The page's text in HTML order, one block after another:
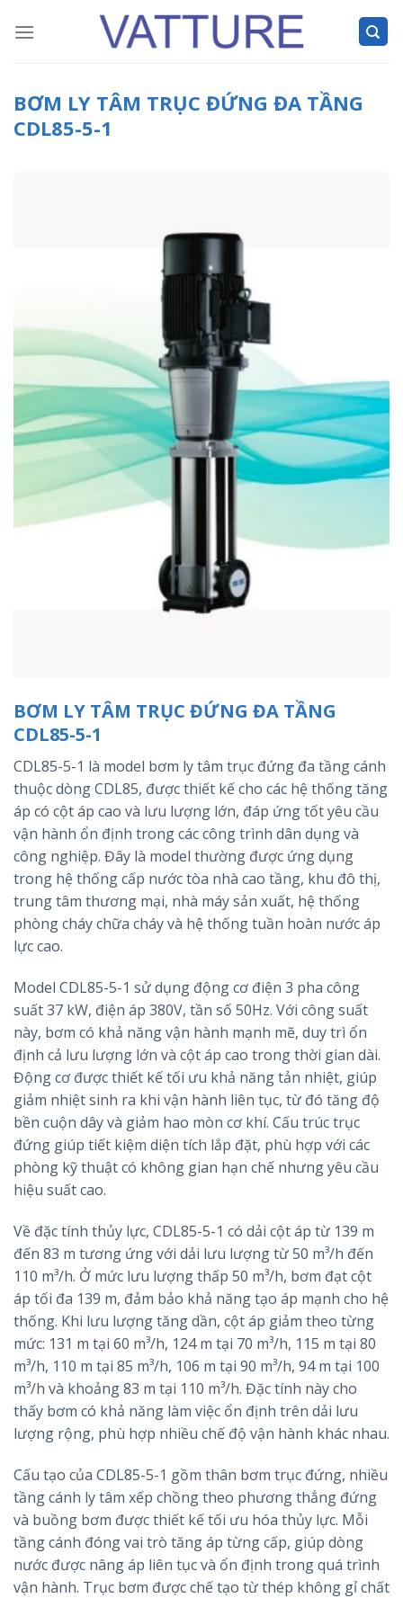
BƠM LY TÂM TRỤC ĐỨNG ĐA TẦNG
CDL85-5-1
BƠM LY TÂM TRỤC ĐỨNG ĐA TẦNG
CDL85-5-1
CDL85-5-1 là model bơm ly tâm trục đứng đa tầng cánh
thuộc dòng CDL85, được thiết kế cho các hệ thống tăng
áp có cột áp cao và lưu lượng lớn, đáp ứng tốt yêu cầu
vận hành ổn định trong các công trình dân dụng và
công nghiệp. Đây là model thường được ứng dụng
trong hệ thống cấp nước tòa nhà cao tầng, khu đô thị,
trung tâm thương mại, nhà máy sản xuất, hệ thống
phòng cháy chữa cháy và hệ thống tuần hoàn nước áp
lực cao.
Model CDL85-5-1 sử dụng động cơ điện 3 pha công
suất 37 kW, điện áp 380V, tần số 50Hz. Với công suất
này, bơm có khả năng vận hành mạnh mẽ, duy trì ổn
định cả lưu lượng lớn và cột áp cao trong thời gian dài.
Động cơ được thiết kế tối ưu khả năng tản nhiệt, giúp
giảm nhiệt sinh ra khi vận hành liên tục, từ đó tăng độ
bền cuộn dây và giảm hao mòn cơ khí. Cấu trúc trục
đứng giúp tiết kiệm diện tích lắp đặt, phù hợp với các
phòng kỹ thuật có không gian hạn chế nhưng yêu cầu
hiệu suất cao.
Về đặc tính thủy lực, CDL85-5-1 có dải cột áp từ 139 m
đến 83 m tương ứng với dải lưu lượng từ 50 m³/h đến
110 m³/h. Ở mức lưu lượng thấp 50 m³/h, bơm đạt cột
áp tối đa 139 m, đảm bảo khả năng tạo áp mạnh cho hệ
thống. Khi lưu lượng tăng dần, cột áp giảm theo từng
mức: 131 m tại 60 m³/h, 124 m tại 70 m³/h, 115 m tại 80
m³/h, 110 m tại 85 m³/h, 106 m tại 90 m³/h, 94 m tại 100
m³/h và khoảng 83 m tại 110 m³/h. Đặc tính này cho
thấy bơm có khả năng làm việc ổn định trên dải lưu
lượng rộng, phù hợp nhiều chế độ vận hành khác nhau.
Cấu tạo của CDL85-5-1 gồm thân bơm trục đứng, nhiều
tầng cánh ly tâm xếp chồng theo phương thẳng đứng
và buồng bơm được thiết kế tối ưu hóa thủy lực. Mỗi
tầng cánh đóng vai trò tăng áp từng cấp, giúp dòng
nước được nâng áp liên tục và ổn định trong quá trình
vận hành. Trục bơm được chế tạo từ thép không gỉ chất